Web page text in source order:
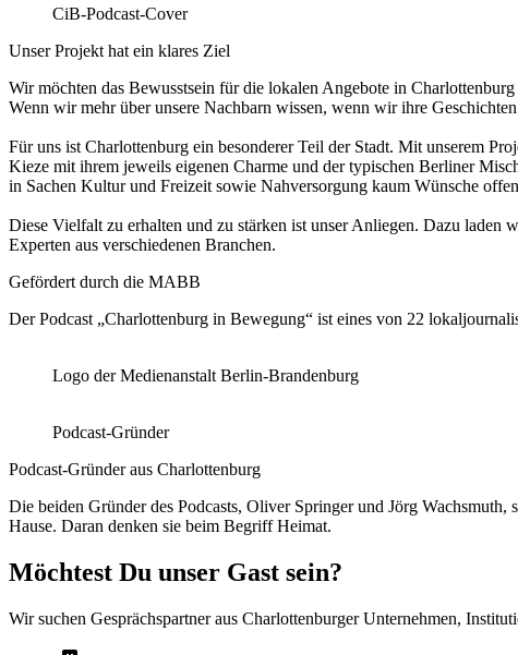
CiB-Podcast-Cover
Unser Projekt hat ein klares Ziel
Wir möchten das Bewusstsein für die lokalen Angebote in
Wenn wir mehr über unsere Nachbarn wissen, wenn wir ihre
Für uns ist Charlottenburg ein besonderer Teil der Stadt. Mit unserem
Kieze mit ihrem jeweils eigenen Charme und der typischen Berliner
in Sachen Kultur und Freizeit sowie Nahversorgung kaum Wünsche
Diese Vielfalt zu erhalten und zu stärken ist unser Anliegen. Dazu
Experten aus verschiedenen Branchen.
Gefördert durch die MABB
Der Podcast „Charlottenburg in Bewegung“ ist eines von 22
Logo der Medienanstalt Berlin-Brandenburg
Podcast-Gründer
Podcast-Gründer aus Charlottenburg
Die beiden Gründer des Podcasts, Oliver Springer und Jörg
Hause. Daran denken sie beim Begriff Heimat.
Möchtest Du unser Gast sein?
Wir suchen Gesprächspartner aus Charlottenburger Unternehmen,